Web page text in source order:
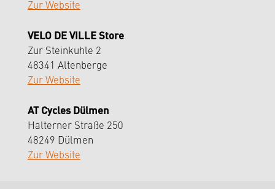
Zur Website
VELO DE VILLE Store
Zur Steinkuhle 2
48341 Altenberge
Zur Website
AT Cycles Dülmen
Halterner Straße 250
48249 Dülmen
Zur Website